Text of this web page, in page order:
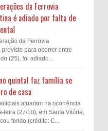
da Ferrovia
é adiado por falta de
da Ferrovia
para ocorrer entre
(25), foi adiado...
quintal faz família se
de casa
atuaram na ocorrência
feira (27/10), em Santa Vitória,
ferido (crédito: C...